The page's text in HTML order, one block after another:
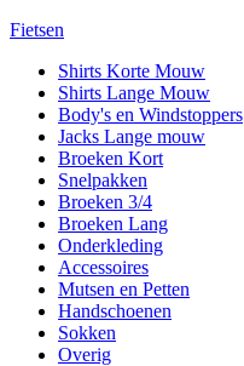
Fietsen
Shirts Korte Mouw
Shirts Lange Mouw
Body's en Windstoppers
Jacks Lange mouw
Broeken Kort
Snelpakken
Broeken 3/4
Broeken Lang
Onderkleding
Accessoires
Mutsen en Petten
Handschoenen
Sokken
Overig